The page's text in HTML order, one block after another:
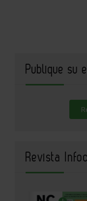
Publique su
Revista